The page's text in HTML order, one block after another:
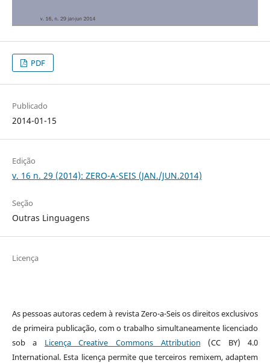
PDF
Publicado
2014-01-15
Edição
v. 16 n. 29 (2014): ZERO-A-SEIS (JAN./JUN.2014)
Seção
Outras Linguagens
Licença
As pessoas autoras cedem à revista Zero-a-Seis os direitos exclusivos
de primeira publicação, com o trabalho simultaneamente licenciado
sob a Licença Creative Commons Attribution (CC BY) 4.0
International. Esta licença permite que terceiros remixem, adaptem